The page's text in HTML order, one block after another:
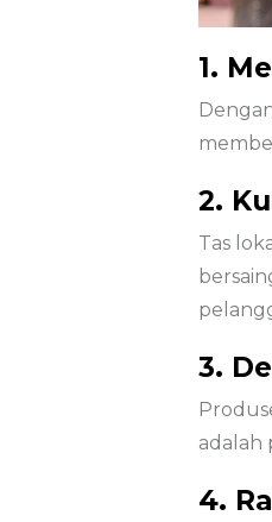
1.
2.
Tas
3.
adalah
4.